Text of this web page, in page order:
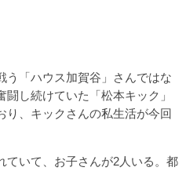
「ハウス加賀谷」さんではな
し続けていた「松本キック」
り、キックさんの私生活が今回
いて、お子さんが2人いる。都